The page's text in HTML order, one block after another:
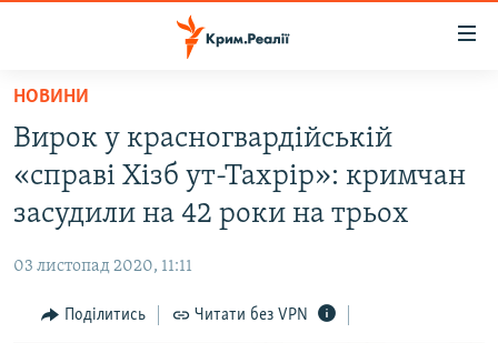
Перейти
основного
матеріалу
Перейти
до
основної
Перейти
до
ВОДА.КРИМ
ВІДЕО ТА ФОТО
БЛОГИ
ПОГЛЯД
НОВИНИ
Вирок у красногвардійській
«справі Хізб ут-Тахрір»: кримчан
засудили на 42 роки на трьох
03 листопад 2020, 11:11
Поділитись Читати без VPN